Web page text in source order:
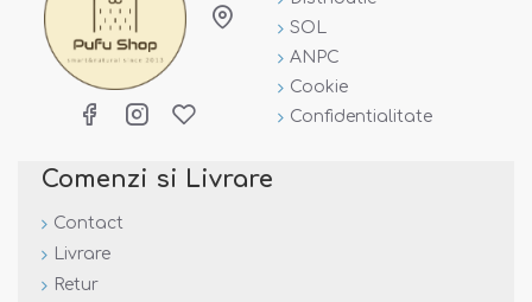
SOL
ANPC
Cookie
Confidentialitate
Comenzi si Livrare
Contact
Livrare
Retur